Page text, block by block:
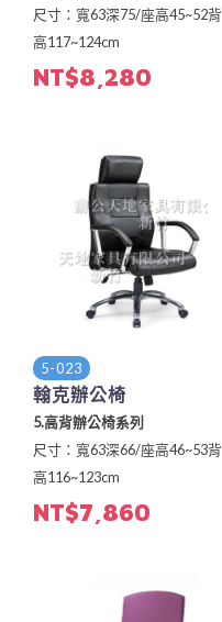
尺寸：寬63深75/座高45~52背
高117~124cm
NT$8,280
5-023
翰克辦公椅
5.高背辦公椅系列
尺寸：寬63深66/座高46~53背
高116~123cm
NT$7,860